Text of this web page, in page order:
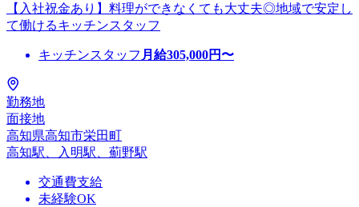
【入社祝金あり】料理ができなくても大丈夫◎地域で安定し
て働けるキッチンスタッフ
キッチンスタッフ 月給305,000円〜
勤務地
面接地
高知県高知市栄田町
高知駅、入明駅、薊野駅
交通費支給
未経験OK